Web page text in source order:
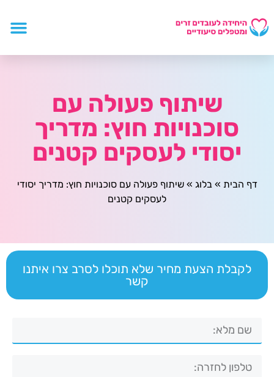
שיתוף פעולה עם
סוכנויות חוץ: מדריך
יסודי לעסקים קטנים
דף הבית »בלוג »שיתוף פעולה עם סוכנויות חוץ: מדריך יסודי
לעסקים קטנים
לקבלת הצעת מחיר שלא תוכלו לסרב צרו איתנו
קשר